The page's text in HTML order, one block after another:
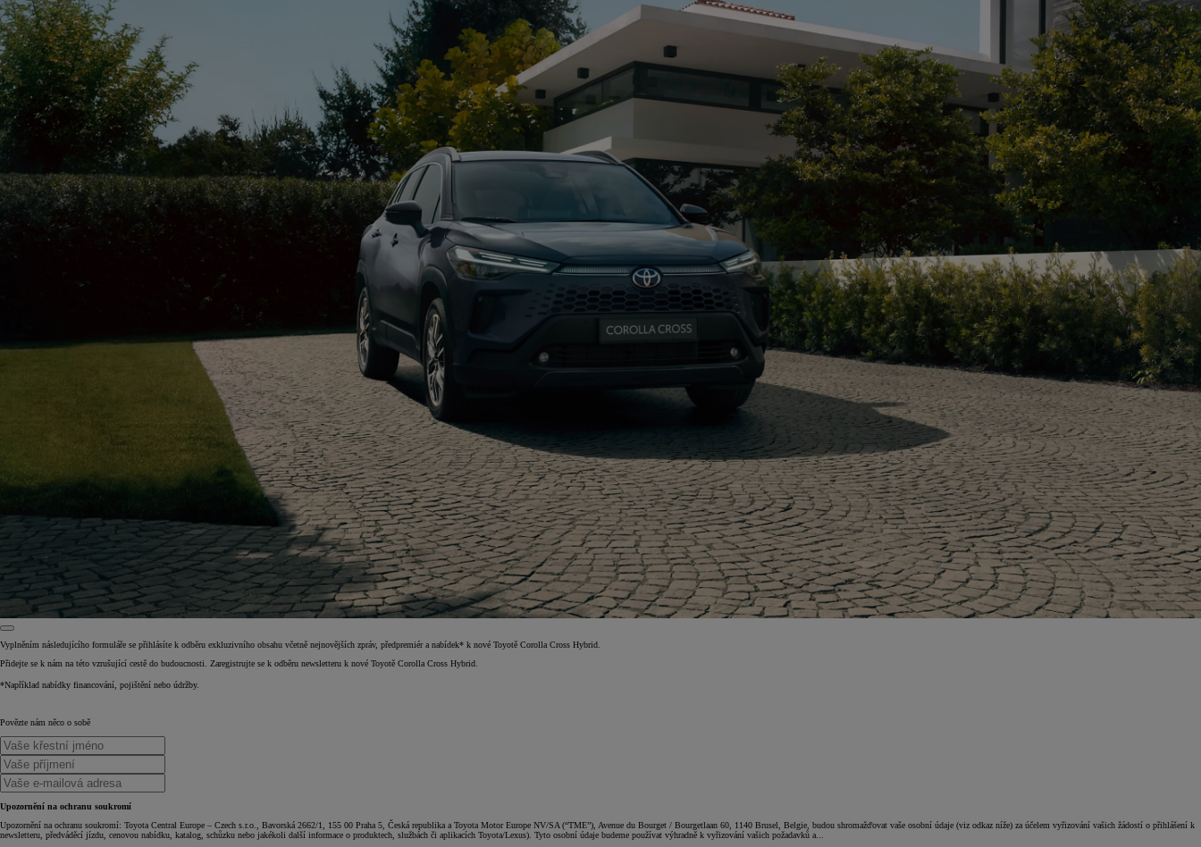
Od399 000 Kčs DPH
a bonusu za výkup
Yaris Cross
HYBRID
Vyplněním následujícího formuláře se přihlásíte k odběru exkluzivního obsahu včetně nejnovějších zpráv, předpremiér a nabídek* k nové Toyotě Corolla Cross Hybrid.
Přidejte se k nám na této vzrušující cestě do budoucnosti. Zaregistrujte se k odběru newsletteru k nové Toyotě Corolla Cross Hybrid.
*Například nabídky financování, pojištění nebo údržby.
Povězte nám něco o sobě
Upozornění na ochranu soukromí
Upozornění na ochranu soukromí: Toyota Central Europe – Czech s.r.o., Bavorská 2662/1, 155 00 Praha 5, Česká republika a Toyota Motor Europe NV/SA (“TME”), Avenue du Bourget / Bourgetlaan 60, 1140 Brusel, Belgie, budou shromažďovat vaše osobní údaje (viz odkaz níže) za účelem vyřizování vašich žádostí o přihlášení k
newsletteru, předváděcí jízdu, cenovou nabídku, katalog, schůzku nebo jakékoli další informace o produktech, službách či aplikacích Toyota/Lexus). Tyto osobní údaje budeme používat výhradně k vyřizování vašich požadavků a...